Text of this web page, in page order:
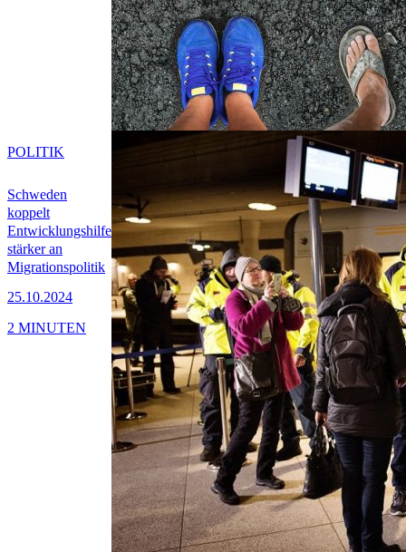
Schweden
koppelt
Entwicklungshilfe
stärker an
Migrationspolitik
25.10.2024
POLITIK
2 MINUTEN